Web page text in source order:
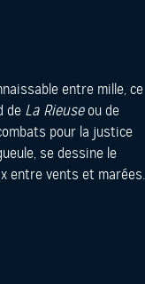
entre mille, ce
de La Rieuseou de
pour la justice
se dessine le
entre vents et marées.